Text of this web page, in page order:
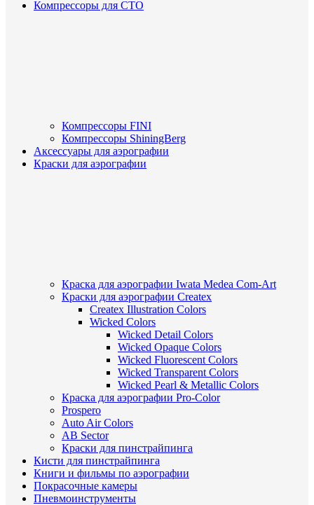
Компрессоры для СТО
Компрессоры FINI
Компрессоры ShiningBerg
Аксессуары для аэрографии
Краски для аэрографии
Краска для аэрографии Iwata Medea Com-Art
Краски для аэрографии Createx
Createx Illustration Colors
Wicked Colors
Wicked Detail Colors
Wicked Opaque Colors
Wicked Fluorescent Colors
Wicked Transparent Colors
Wicked Pearl & Metallic Colors
Краска для аэрографии Pro-Color
Prospero
Auto Air Colors
AB Sector
Краски для пинстрайпинга
Кисти для пинстрайпинга
Книги и фильмы по аэрографии
Покрасочные камеры
Пневмоинструменты